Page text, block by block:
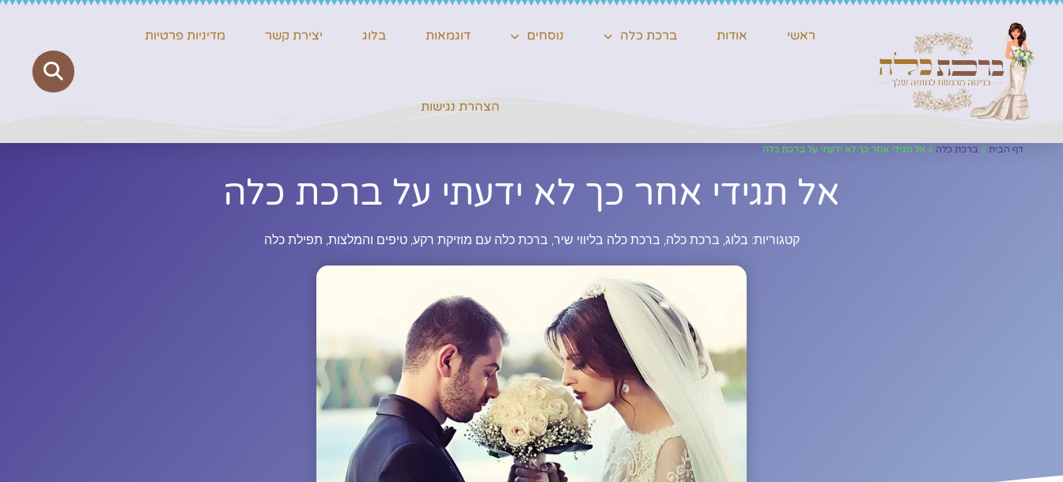
ראשי אודות ברכת כלה נוסחים דוגמאות בלוג יצירת קשר מדיניות פרטיות
הצהרת נגישות
דף הבית » ברכת כלה » אל תגידי אחר כך לא ידעתי על ברכת כלה
אל תגידי אחר כך לא ידעתי על ברכת כלה
קטגוריות: בלוג, ברכת כלה, ברכת כלה בליווי שיר, ברכת כלה עם מוזיקת רקע,טיפים והמלצות, תפילת כלה